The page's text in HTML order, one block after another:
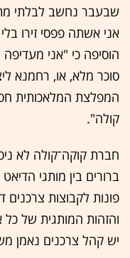
שבעבר נחשב לבלתי
אני אשתה פפסי זירו
הוסיפה כי "אני
סוכר מלא, או, רחמנא
המפלצת המלאכותית
קולה".
חברת קוקה־קולה לא
ברורים בין מותגי
פונות לקבוצות צרכנים
והזהות המותגית של
יש קהל צרכנים נאמן